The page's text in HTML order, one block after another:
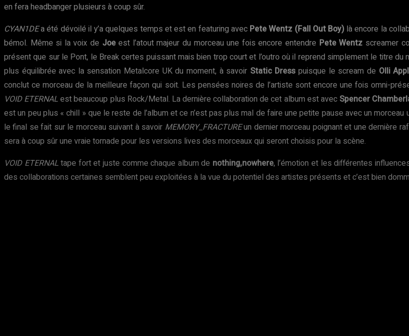
en fera headbanger plusieurs à coup sûr.
CYAN1DEa été dévoilé il y’a quelques temps et est en featuring avec Pete Wentz (Fall Out Boy) là encore la
bémol. Même si la voix de Joeest l’atout majeur du morceau une fois encore entendre Pete Wentz screamer
présent que sur le Pont, le Break certes puissant mais bien trop court et l’outro où il reprend simplement le titre du
plus équilibrée avec la sensation Metalcore UK du moment, à savoir Static Dresspuisque le scream de Olli
conclut ce morceau de la meilleure façon qui soit. Les pensées noires de l’artiste sont encore une fois omni-
VOID ETERNALest beaucoup plus Rock/Metal. La dernière collaboration de cet album est avec Spencer
est un peu plus « chill » que le reste de l’album et ce n’est pas plus mal de faire une petite pause avec un
le final se fait sur le morceau suivant à savoir MEMORY_FRACTUREun dernier morceau poignant et une dernière
sera à coup sûr une vraie tornade pour les versions lives des morceaux qui seront choisis pour la scène.
VOID ETERNALtape fort et juste comme chaque album de nothing,nowhere, l’émotion et les différentes
des collaborations certaines semblent peu exploitées à la vue du potentiel des artistes présents et c’est bien